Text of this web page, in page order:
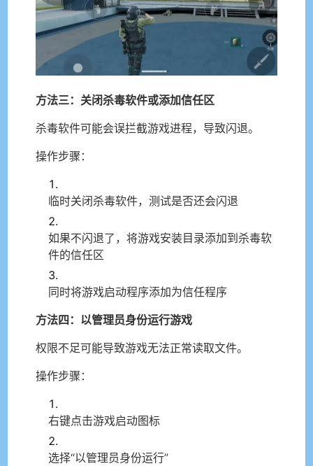
方法三：关闭杀毒软件或添加信任区
杀毒软件可能会误拦截游戏进程，导致闪退。
操作步骤：
临时关闭杀毒软件，测试是否还会闪退
如果不闪退了，将游戏安装目录添加到杀毒软
件的信任区
同时将游戏启动程序添加为信任程序
方法四：以管理员身份运行游戏
权限不足可能导致游戏无法正常读取文件。
操作步骤：
右键点击游戏启动图标
选择“以管理员身份运行”